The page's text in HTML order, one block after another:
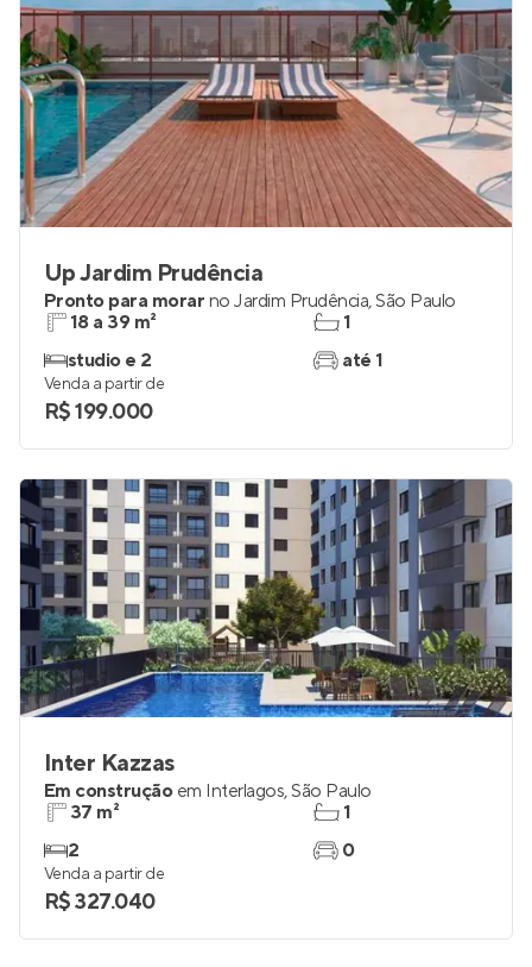
Up Jardim Prudência
Pronto para morar no Jardim Prudência,São Paulo
18 a 39 m²
studio e 2
1
até 1
Venda a partir de
R$ 199.000
Inter Kazzas
Em construção em Interlagos,São Paulo
37 m²
2
1
0
Venda a partir de
R$ 327.040